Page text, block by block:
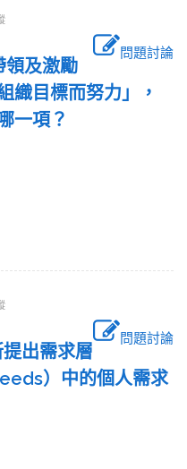
問題討論
領及激勵
織目標而努力」，
一項？
問題討論
出需求層
）中的個人需求